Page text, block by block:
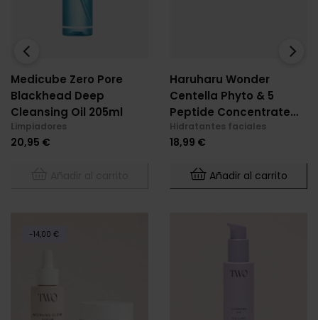
Medicube Zero Pore
Blackhead Deep
Cleansing Oil 205ml
Limpiadores
Precio
20,95 €
Haruharu Wonder
Centella Phyto & 5
Peptide Concentrate
Cream 30 Ml
Hidratantes faciales
Precio
18,99 €
Añadir al carrito
‹ ›
-14,00 €